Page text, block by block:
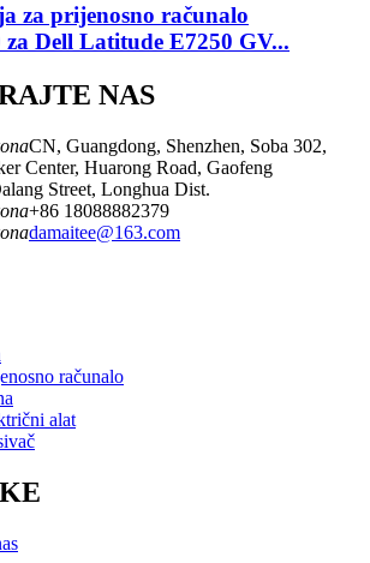
za prijenosno računalo
za Dell Latitude E7250 GV...
NAS
CN, Guangdong, Shenzhen, Soba 302,
Center, Huarong Road, Gaofeng
Street, Longhua Dist.
+86 18088882379
damaitee@163.com
računalo
alat